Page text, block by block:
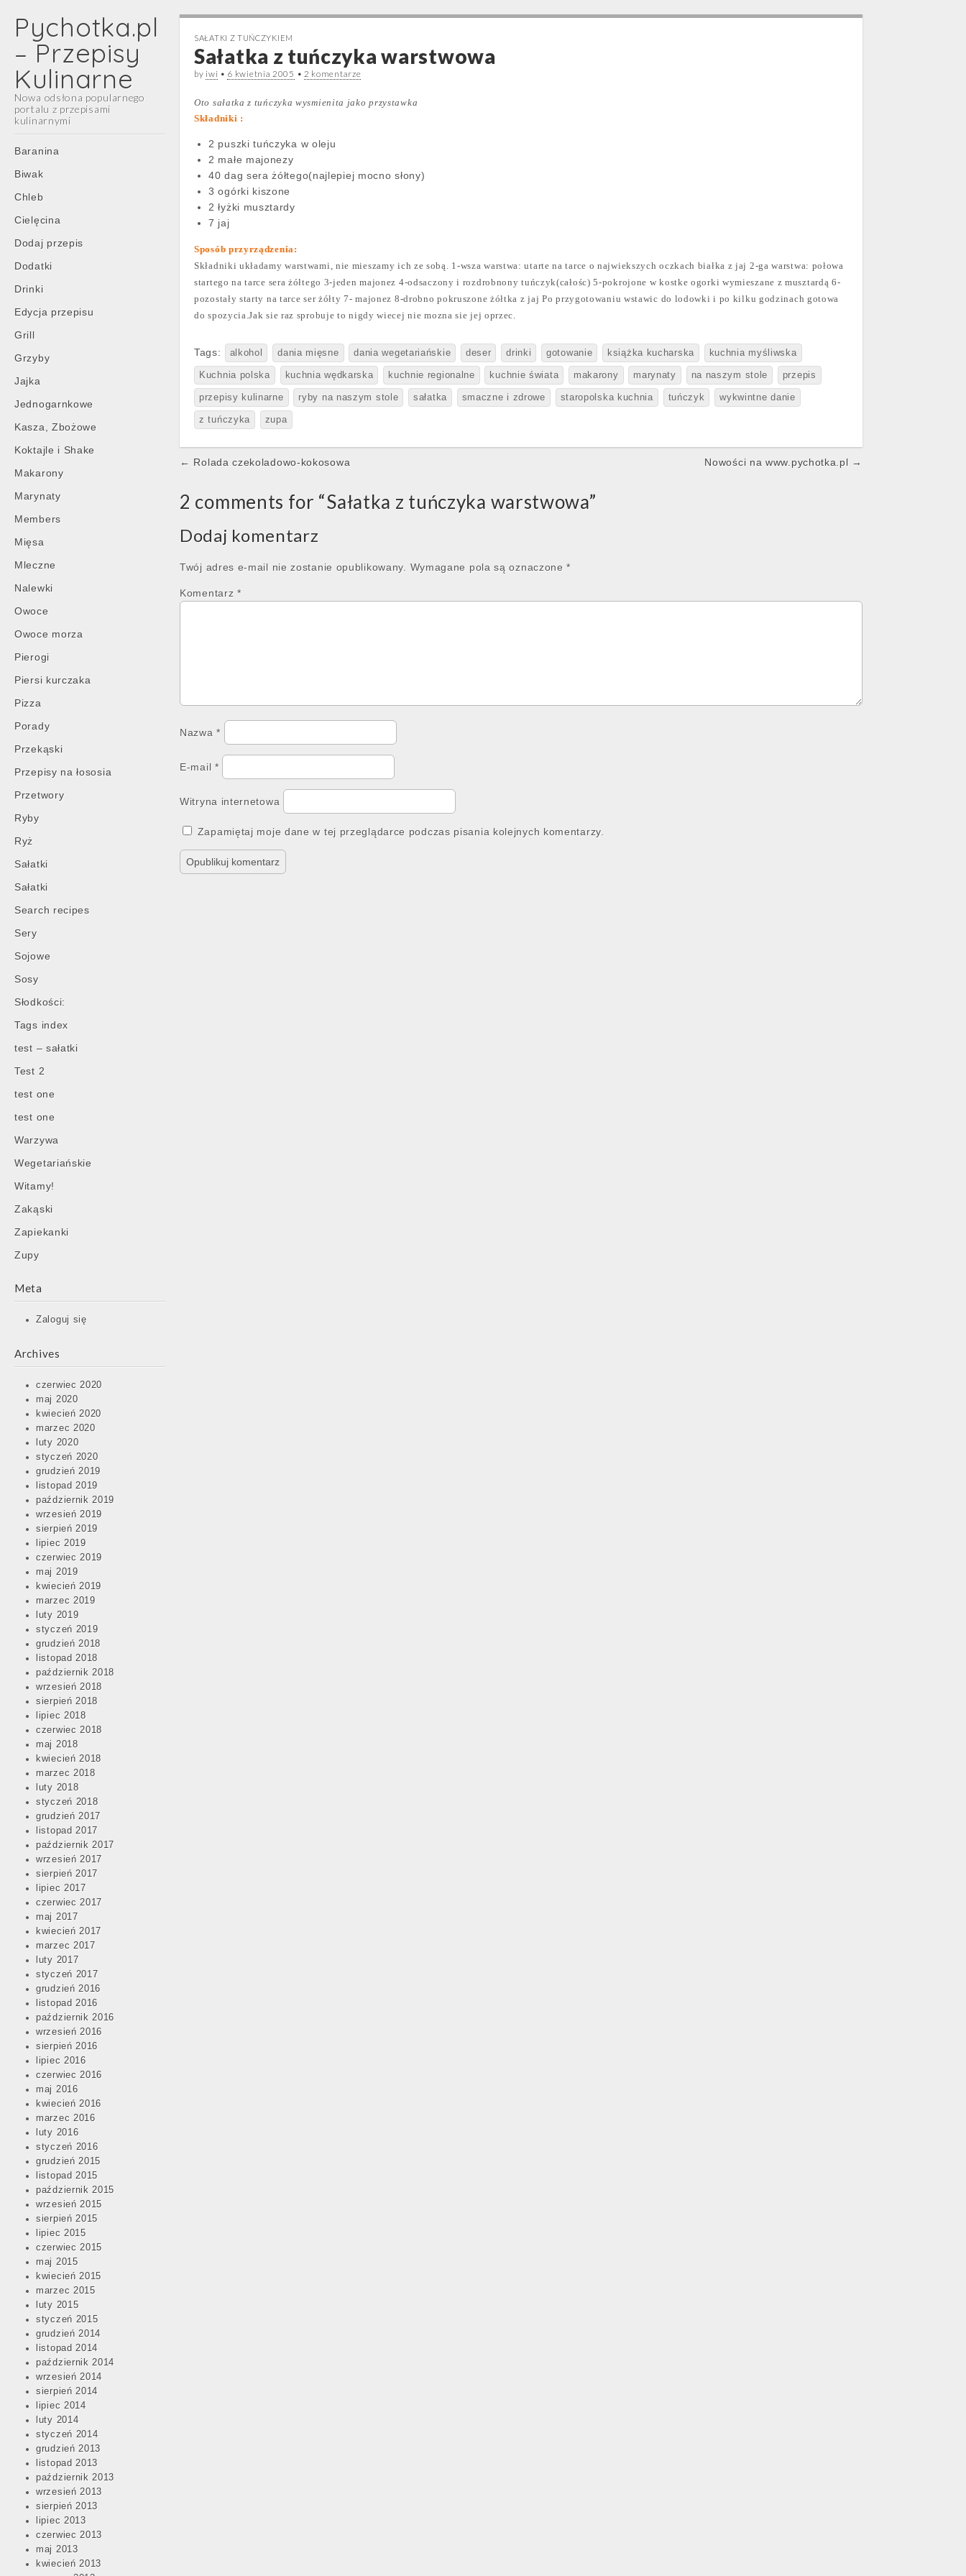
Pychotka.pl
– Przepisy
Kulinarne
Nowa odsłona popularnego
portalu z przepisami
kulinarnymi
Main
menu
Skip
content
Baranina
Biwak
Chleb
Cielęcina
Dodaj przepis
Dodatki
Drinki
Edycja przepisu
Grill
Grzyby
Jajka
Jednogarnkowe
Kasza, Zbożowe
Koktajle i Shake
Makarony
Marynaty
Members
Mięsa
Mleczne
Nalewki
Owoce
Owoce morza
Pierogi
Piersi kurczaka
Pizza
Porady
Przekąski
Przepisy na łososia
Przetwory
Ryby
Ryż
Sałatki
Sałatki
Search recipes
Sery
Sojowe
Sosy
Słodkości:
Tags index
test – sałatki
Test 2
test one
test one
Warzywa
Wegetariańskie
Witamy!
Zakąski
Zapiekanki
Zupy
Meta
Zaloguj się
Archives
czerwiec 2020
maj 2020
kwiecień 2020
marzec 2020
luty 2020
styczeń 2020
grudzień 2019
listopad 2019
październik 2019
wrzesień 2019
sierpień 2019
lipiec 2019
czerwiec 2019
maj 2019
kwiecień 2019
marzec 2019
luty 2019
styczeń 2019
grudzień 2018
listopad 2018
październik 2018
wrzesień 2018
sierpień 2018
lipiec 2018
czerwiec 2018
maj 2018
kwiecień 2018
marzec 2018
luty 2018
styczeń 2018
grudzień 2017
listopad 2017
październik 2017
wrzesień 2017
sierpień 2017
lipiec 2017
czerwiec 2017
maj 2017
kwiecień 2017
marzec 2017
luty 2017
styczeń 2017
grudzień 2016
listopad 2016
październik 2016
wrzesień 2016
sierpień 2016
lipiec 2016
czerwiec 2016
maj 2016
kwiecień 2016
marzec 2016
luty 2016
styczeń 2016
grudzień 2015
listopad 2015
październik 2015
wrzesień 2015
sierpień 2015
lipiec 2015
czerwiec 2015
maj 2015
kwiecień 2015
marzec 2015
luty 2015
styczeń 2015
grudzień 2014
listopad 2014
październik 2014
wrzesień 2014
sierpień 2014
lipiec 2014
luty 2014
styczeń 2014
grudzień 2013
listopad 2013
październik 2013
wrzesień 2013
sierpień 2013
lipiec 2013
czerwiec 2013
maj 2013
kwiecień 2013
SAŁATKI Z TUŃCZYKIEM
Sałatka z tuńczyka warstwowa
by iwi • 6 kwietnia 2005 • 2 komentarze
Oto sałatka z tuńczyka wysmienita jako przystawka
Składniki :
2 puszki tuńczyka w oleju
2 małe majonezy
40 dag sera żółtego(najlepiej mocno słony)
3 ogórki kiszone
2 łyżki musztardy
7 jaj
Sposób przyrządzenia:
Składniki układamy warstwami, nie mieszamy ich ze sobą. 1-wsza warstwa: utarte na tarce o najwiekszych oczkach białka z jaj 2-ga warstwa: połowa
startego na tarce sera żółtego 3-jeden majonez 4-odsaczony i rozdrobnony tuńczyk(całośc) 5-pokrojone w kostke ogorki wymieszane z musztardą 6-
pozostały starty na tarce ser żółty 7- majonez 8-drobno pokruszone żółtka z jaj Po przygotowaniu wstawic do lodowki i po kilku godzinach gotowa
do spozycia.Jak sie raz sprobuje to nigdy wiecej nie mozna sie jej oprzec.
Tags: alkohol dania mięsne dania wegetariańskie deser drinki gotowanie książka kucharska kuchnia myśliwska
Kuchnia polska kuchnia wędkarska kuchnie regionalne kuchnie świata makarony marynaty na naszym stole przepis
przepisy kulinarne ryby na naszym stole sałatka smaczne i zdrowe staropolska kuchnia tuńczyk wykwintne danie
z tuńczyka zupa
Post
← Rolada czekoladowo-kokosowa Nowości na www.pychotka.pl →
2 comments for “Sałatka z tuńczyka warstwowa”
Dodaj komentarz
Twój adres e-mail nie zostanie opublikowany. Wymagane pola są oznaczone*
Komentarz *
Nazwa*
E-mail *
Witryna internetowa
Zapamiętaj moje dane w tej przeglądarce podczas pisania kolejnych komentarzy.